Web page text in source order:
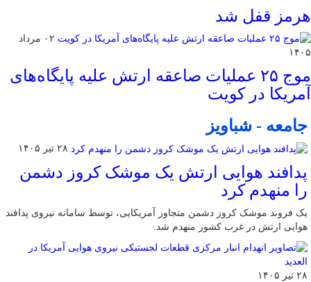
هرمز قفل شد
۰۲ مرداد
۱۴۰۵
موج ۲۵ عملیات صاعقه ارتش علیه پایگاه‌های
آمریکا در کویت
جامعه - شباویز
۲۸ تیر ۱۴۰۵
پدافند هوایی ارتش یک موشک کروز دشمن
را منهدم کرد
یک فروند موشک کروز دشمن متجاوز آمریکایی، توسط سامانه نیروی پدافند
هوایی ارتش در غرب کشور منهدم شد.
۲۸ تیر ۱۴۰۵